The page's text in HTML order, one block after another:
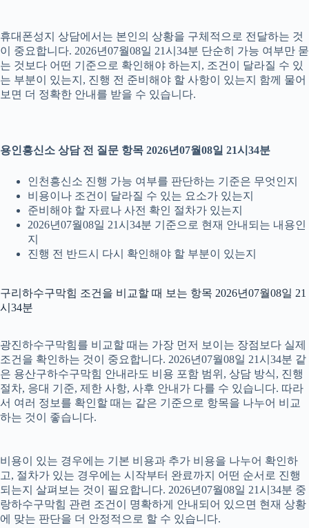
휴대폰성지 상담에서는 본인의 상황을 구체적으로 전달하는 것
이 중요합니다. 2026년07월08일 21시34분 단순히 가능 여부만 묻
는 것보다 어떤 기준으로 확인해야 하는지, 조건이 달라질 수 있
는 부분이 있는지, 진행 전 준비해야 할 사항이 있는지 함께 물어
보면 더 정확한 안내를 받을 수 있습니다.
용인흥신소 상담 전 질문 항목 2026년07월08일 21시34분
인천흥신소 진행 가능 여부를 판단하는 기준은 무엇인지
비용이나 조건이 달라질 수 있는 요소가 있는지
준비해야 할 자료나 사전 확인 절차가 있는지
2026년07월08일 21시34분 기준으로 현재 안내되는 내용인
지
진행 전 반드시 다시 확인해야 할 부분이 있는지
구리하수구막힘 조건을 비교할 때 보는 항목 2026년07월08일 21
시34분
광진하수구막힘를 비교할 때는 가장 먼저 보이는 장점보다 실제
조건을 확인하는 것이 중요합니다. 2026년07월08일 21시34분 같
은 용산구하수구막힘 안내라도 비용 포함 범위, 상담 방식, 진행
절차, 응대 기준, 제한 사항, 사후 안내가 다를 수 있습니다. 따라
서 여러 정보를 확인할 때는 같은 기준으로 항목을 나누어 비교
하는 것이 좋습니다.
비용이 있는 경우에는 기본 비용과 추가 비용을 나누어 확인하
고, 절차가 있는 경우에는 시작부터 완료까지 어떤 순서로 진행
되는지 살펴보는 것이 필요합니다. 2026년07월08일 21시34분 중
랑하수구막힘 관련 조건이 명확하게 안내되어 있으면 현재 상황
에 맞는 판단을 더 안정적으로 할 수 있습니다.